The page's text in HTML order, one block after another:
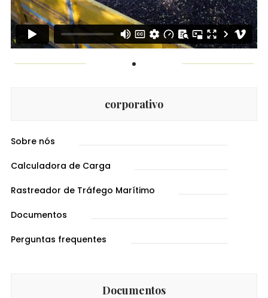
corporativo
Sobre nós
Calculadora de Carga
Rastreador de Tráfego Marítimo
Documentos
Perguntas frequentes
Documentos